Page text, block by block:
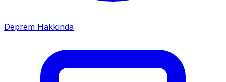
Deprem Hakkında